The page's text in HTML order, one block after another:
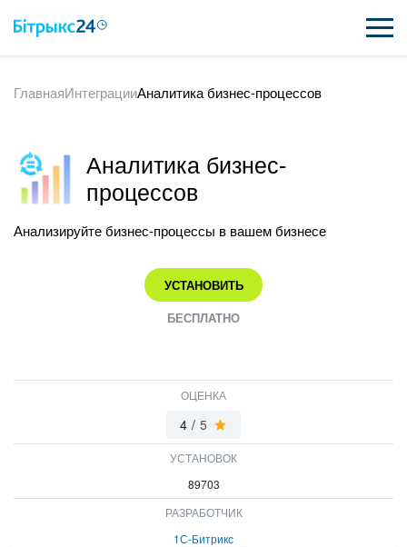
ВОЗМОЖНОСТИ
ИНТЕГРАЦИИ
ВХОД
ГлавнаяИнтеграцииАналитика бизнес-процессов
Аналитика бизнес-
процессов
Анализируйте бизнес-процессы в вашем бизнесе
УСТАНОВИТЬ
БЕСПЛАТНО
ОЦЕНКА
4 / 5
УСТАНОВОК
89703
РАЗРАБОТЧИК
1С-Битрикс